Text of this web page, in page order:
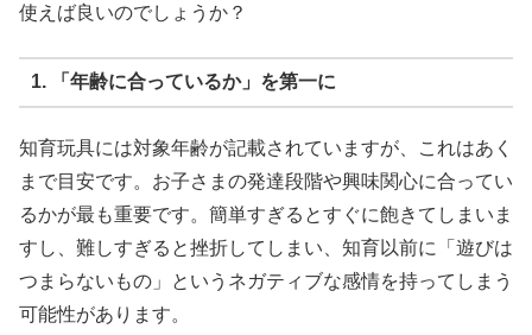
使えば良いのでしょうか？
1. 「年齢に合っているか」を第一に
知育玩具には対象年齢が記載されていますが、これはあく
まで目安です。お子さまの発達段階や興味関心に合ってい
るかが最も重要です。簡単すぎるとすぐに飽きてしまいま
すし、難しすぎると挫折してしまい、知育以前に「遊びは
つまらないもの」というネガティブな感情を持ってしまう
可能性があります。